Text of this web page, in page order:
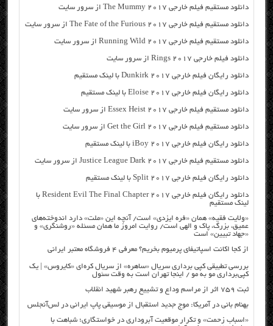
دانلود مستقیم فیلم خارجی The Mummy 2017 از سرور سایت
دانلود مستقیم فیلم خارجی The Fate of the Furious 2017 از سرور سایت
دانلود مستقیم فیلم خارجی Running Wild 2017 از سرور سایت
دانلود فیلم خارجی Rings 2017 از سرور سایت
دانلود رایگان فیلم خارجی Dunkirk 2017 با لینک مستقیم
دانلود رایگان فیلم خارجی Eloise 2017 با لینک مستقیم
دانلود مستقیم فیلم خارجی Essex Heist 2017 از سرور سایت
دانلود مستقیم فیلم خارجی Get the Girl 2017 از سرور سایت
دانلود رایگان فیلم خارجی iBoy 2017 با لینک مستقیم
دانلود مستقیم فیلم خارجی Justice League Dark 2017 از سرور سایت
دانلود رایگان فیلم خارجی Split 2017 با لینک مستقیم
دانلود رایگان فیلم خارجی Resident Evil The Final Chapter 2017 با
لینک مستقیم
«ولایت فقیه» همان «فره ایزدی» است/ آنچه این «ملت» دارد اندوخته‌های
عمیق، بزرگ، پاک و الهی است/ روایت امروز ما همان مسئله «روشنگری» و
«جهاد تبیین» است
از کجا اکانت اسپاتیفای پرمیوم بخریم؟ معرفی ۴ فروشگاه معتبر ایرانی
بررسی تطبیقی کپی برداری سریال «ساهره» از سریال کره‌ای «کایروس» | یک
کپی‌برداری مو به مو / اینجا تهران است به وقت سئول
ثبت ۷۵۹ اثر از مراسم وداع و تشییع رهبر شهید انقلاب
بهنام بانی در آمریکا: موج جدید استقبال از موسیقی پاپ ایرانی در لس‌آنجلس
«اسباب زحمت» و تکرار موقعیت آبروداری در خواستگاری؛ شباهت با